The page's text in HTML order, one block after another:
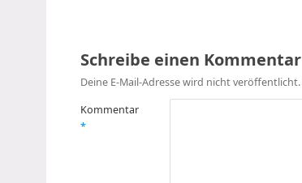
Schreibe einen Kommentar
Deine E-Mail-Adresse wird nicht veröffentlicht.
Kommentar
*